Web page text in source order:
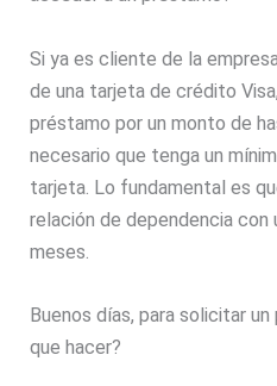
Si ya es cliente de la
de una tarjeta de crédito
préstamo por un monto de
necesario que tenga un
tarjeta. Lo fundamental es
relación de dependencia con
meses.
Buenos días, para solicitar
que hacer?